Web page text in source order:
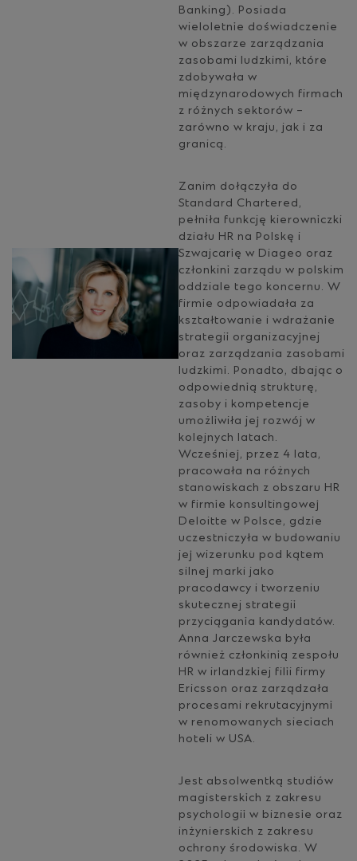
Banking). Posiada
wieloletnie doświadczenie
w obszarze zarządzania
zasobami ludzkimi, które
zdobywała w
międzynarodowych firmach
z różnych sektorów –
zarówno w kraju, jak i za
granicą.
Zanim dołączyła do
Standard Chartered,
pełniła funkcję kierowniczki
działu HR na Polskę i
Szwajcarię w Diageo oraz
członkini zarządu w polskim
oddziale tego koncernu. W
firmie odpowiadała za
kształtowanie i wdrażanie
strategii organizacyjnej
oraz zarządzania zasobami
ludzkimi. Ponadto, dbając o
odpowiednią strukturę,
zasoby i kompetencje
umożliwiła jej rozwój w
kolejnych latach.
Wcześniej, przez 4 lata,
pracowała na różnych
stanowiskach z obszaru HR
w firmie konsultingowej
Deloitte w Polsce, gdzie
uczestniczyła w budowaniu
jej wizerunku pod kątem
silnej marki jako
pracodawcy i tworzeniu
skutecznej strategii
przyciągania kandydatów.
Anna Jarczewska była
również członkinią zespołu
HR w irlandzkiej filii firmy
Ericsson oraz zarządzała
procesami rekrutacyjnymi
w renomowanych sieciach
hoteli w USA.
Jest absolwentką studiów
magisterskich z zakresu
psychologii w biznesie oraz
inżynierskich z zakresu
ochrony środowiska. W